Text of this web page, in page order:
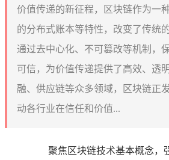
价值传递的新征程，区块链作为一
的分布式账本等特性，改变了传统
通过去中心化、不可篡改等机制，
可信，为价值传递提供了高效、透
融、供应链等众多领域，区块链正
动各行业在信任和价值...
聚焦区块链技术基本概念，